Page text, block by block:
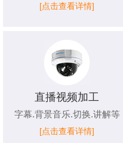
[点击查看详情]
直播视频加工
字幕.背景音乐.切换.讲解等
[点击查看详情]